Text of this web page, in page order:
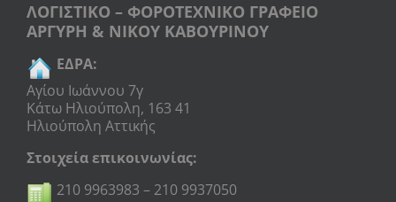
ΛΟΓΙΣΤΙΚΟ – ΦΟΡΟΤΕΧΝΙΚΟ ΓΡΑΦΕΙΟ
ΑΡΓΥΡΗ & ΝΙΚΟΥ ΚΑΒΟΥΡΙΝΟΥ
ΕΔΡΑ:
Αγίου Ιωάννου 7γ
Κάτω Ηλιούπολη, 163 41
Ηλιούπολη Αττικής
Στοιχεία επικοινωνίας:
210 9963983 – 210 9937050